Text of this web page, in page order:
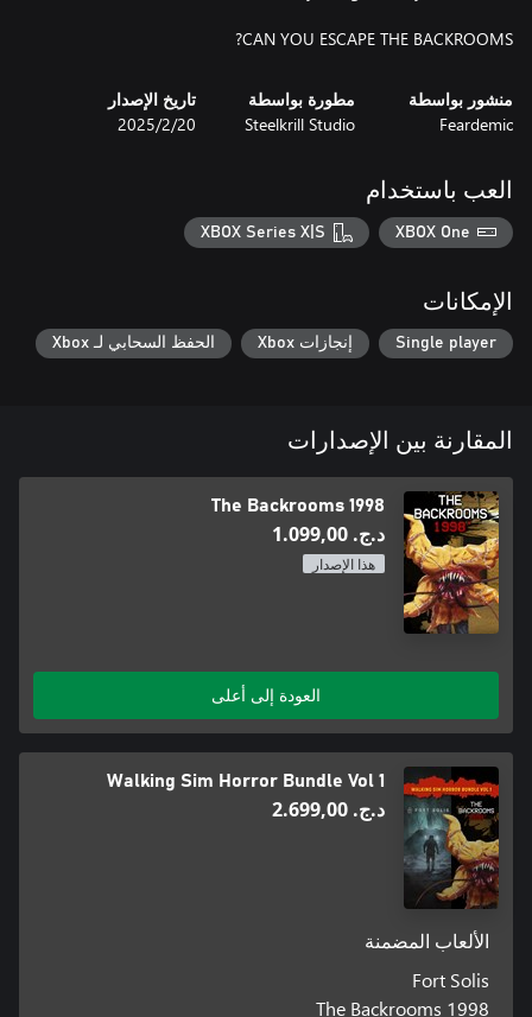
CAN YOU ESCAPE THE BACKROOMS?
منشور بواسطة
Feardemic
مطورة بواسطة
Steelkrill Studio
تاريخ الإصدار
20‏/2‏/2025
العب باستخدام
XBOX One
XBOX Series X|S
الإمكانات
Single player إنجازات Xbox الحفظ السحابي لـ Xbox
المقارنة بين الإصدارات
The Backrooms 1998
د.ج.‏ 1.099,00
هذا الإصدار
العودة إلى أعلى
Walking Sim Horror Bundle Vol 1
د.ج.‏ 2.699,00
الألعاب المضمنة
Fort Solis
The Backrooms 1998